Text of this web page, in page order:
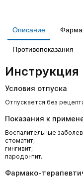
Описание
Противопоказания
Инструкция
Условия отпуска
Отпускается без
Показания к
Воспалительные
стоматит;
гингивит;
пародонтит.
Фармако-